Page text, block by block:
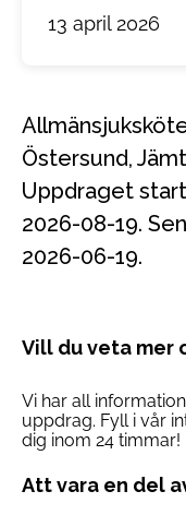
13 april 2026
Allmänsjuksköterska till ett uppdrag i
Östersund,
Uppdraget
2026-08-19.
2026-06-19.
Vill du veta mer
Vi har all
uppdrag. Fyll i vår
dig inom 24 timmar!
Att vara en del